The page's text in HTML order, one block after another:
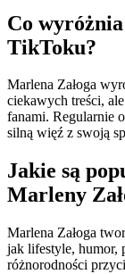
Co
TikToku?
Marlena Załoga
ciekawych treści,
fanami. Regularnie
silną więź z swoją
Jakie są
Marleny
Marlena Załoga
jak lifestyle, humor,
różnorodności